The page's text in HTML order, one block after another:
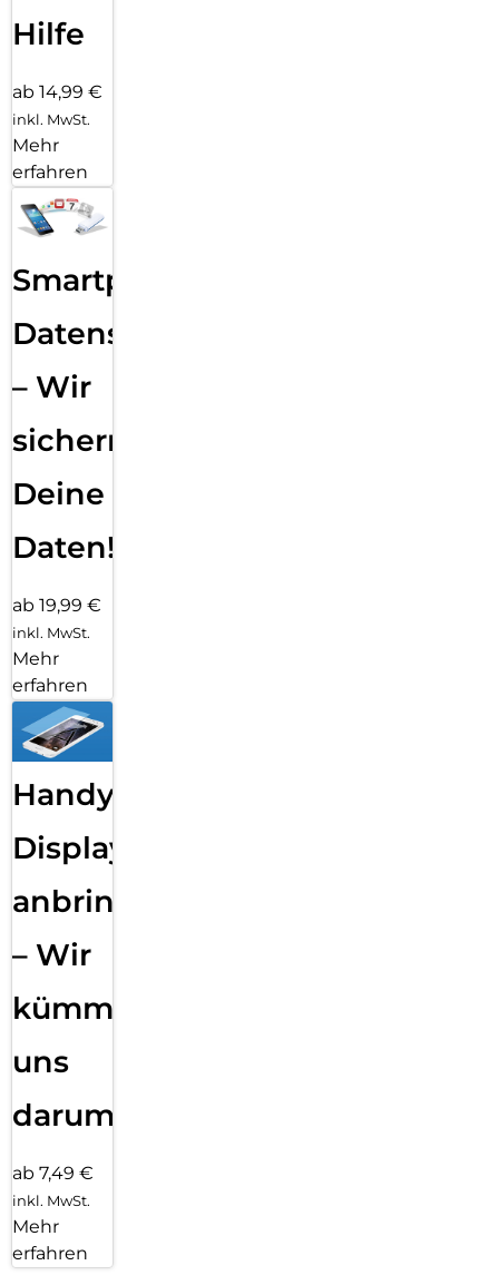
Hilfe
ab 14,99 €
inkl. MwSt.
Mehr
erfahren
Smartphone
Datensicherung
– Wir
sichern
Deine
Daten!
ab 19,99 €
inkl. MwSt.
Mehr
erfahren
Handy
Displayfolie
anbringen
– Wir
kümmern
uns
darum!
ab 7,49 €
inkl. MwSt.
Mehr
erfahren